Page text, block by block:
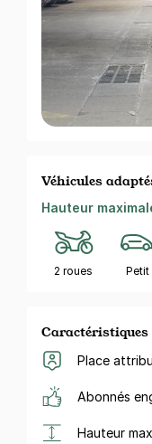
Véhicules
Hauteur
2 roues Petit
Caractéristiques
Place
Abonnés
Hauteur